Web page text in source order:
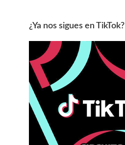
¿Ya nos sigues en TikTok?